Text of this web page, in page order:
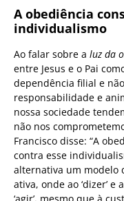
A obediência
individualismo
Ao falar sobre a luz da
entre Jesus e o Pai
dependência filial e
responsabilidade e
nossa sociedade
não nos
Francisco disse: “A
contra esse
alternativa um modelo
ativa, onde ao ‘dizer’ e
‘agir’, mesmo que à